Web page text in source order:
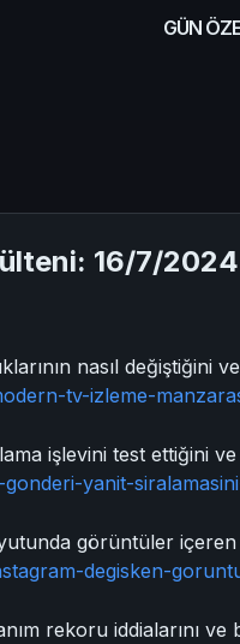
GÜN
16/7/2024
nasıl
tv-izleme-
işlevini test ettiğini
yanit-
görüntüler içeren
degisken-
rekoru iddialarını